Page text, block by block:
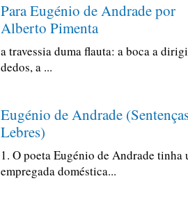
Para Eugénio de Andrade por
Alberto Pimenta
a travessia duma flauta: a boca a
dedos, a ...
Eugénio de Andrade
Lebres)
1. O poeta Eugénio de Andrade tinha
empregada doméstica...